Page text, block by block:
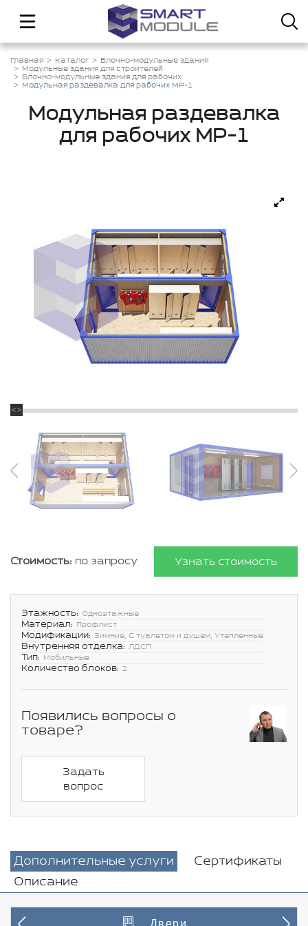
Главная Каталог
Блочно-модульные здания
Модульные здания для строителей
Блочно-модульные здания для рабочих
Модульная раздевалка для рабочих МР-1
Модульная раздевалка
для рабочих МР-1
Стоимость: по запросу Узнать стоимость
Этажность: Одноэтажные
Материал: Профлист
Модификации: Зимние, С туалетом и душем, Утепленные
Внутренняя отделка: ЛДСП
Тип: Мобильные
Количество блоков: 2
Появились вопросы о
товаре?
Задать
вопрос
Дополнительные услуги
Сертификаты
Описание
Двери